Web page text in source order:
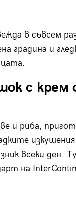
в съвсем
градина и
с крем
и риба,
всеки ден.
на